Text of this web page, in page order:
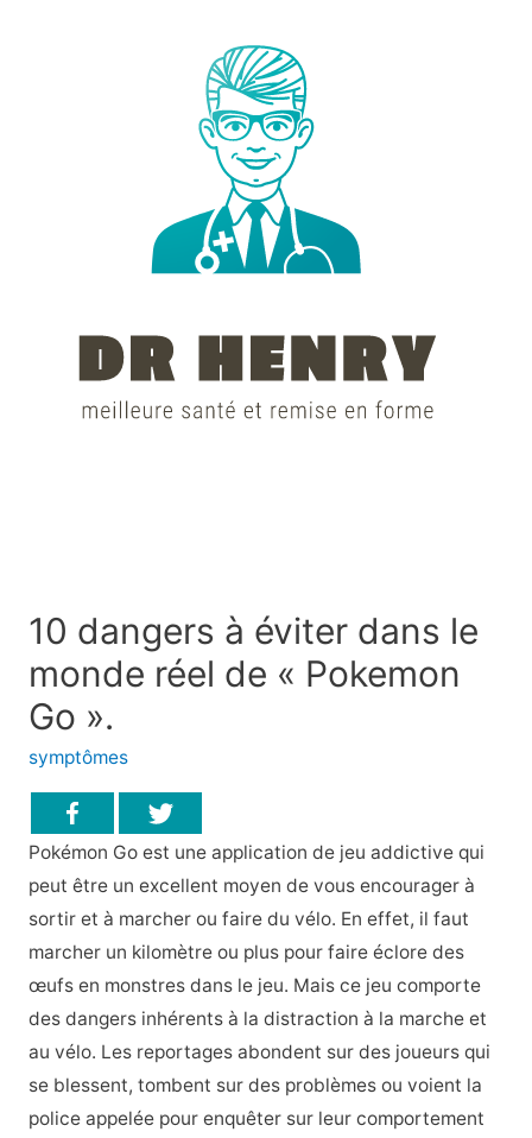
10 dangers à éviter dans le
monde réel de « Pokemon
Go ».
symptômes
Pokémon Go est une application de jeu addictive qui
peut être un excellent moyen de vous encourager à
sortir et à marcher ou faire du vélo. En effet, il faut
marcher un kilomètre ou plus pour faire éclore des
œufs en monstres dans le jeu. Mais ce jeu comporte
des dangers inhérents à la distraction à la marche et
au vélo. Les reportages abondent sur des joueurs qui
se blessent, tombent sur des problèmes ou voient la
police appelée pour enquêter sur leur comportement